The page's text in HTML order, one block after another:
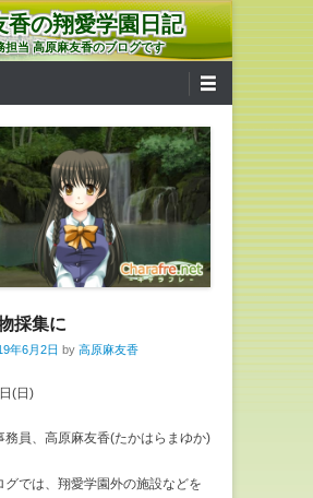
香の翔愛学園日記
担当 高原麻友香のブログです
採集に
年6月2日 by 高原麻友香
(日)
務員、高原麻友香(たかはらまゆか)
グでは、翔愛学園外の施設などを